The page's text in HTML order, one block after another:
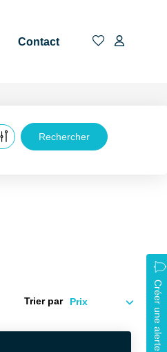
Contact
Créer une alerte
Trier par